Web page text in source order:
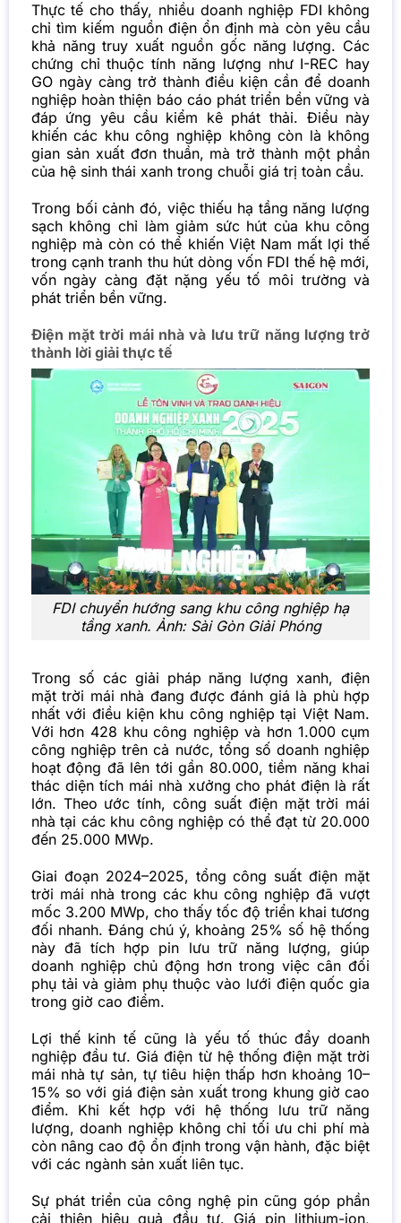
Thực tế cho thấy, nhiều doanh nghiệp FDI không
chỉ tìm kiếm nguồn điện ổn định mà còn yêu cầu
khả năng truy xuất nguồn gốc năng lượng. Các
chứng chỉ thuộc tính năng lượng như I-REC hay
GO ngày càng trở thành điều kiện cần để doanh
nghiệp hoàn thiện báo cáo phát triển bền vững và
đáp ứng yêu cầu kiểm kê phát thải. Điều này
khiến các khu công nghiệp không còn là không
gian sản xuất đơn thuần, mà trở thành một phần
của hệ sinh thái xanh trong chuỗi giá trị toàn cầu.
Trong bối cảnh đó, việc thiếu hạ tầng năng lượng
sạch không chỉ làm giảm sức hút của khu công
nghiệp mà còn có thể khiến Việt Nam mất lợi thế
trong cạnh tranh thu hút dòng vốn FDI thế hệ mới,
vốn ngày càng đặt nặng yếu tố môi trường và
phát triển bền vững.
Điện mặt trời mái nhà và lưu trữ năng lượng trở
thành lời giải thực tế
FDI chuyển hướng sang khu công nghiệp hạ
tầng xanh. Ảnh: Sài Gòn Giải Phóng
Trong số các giải pháp năng lượng xanh, điện
mặt trời mái nhà đang được đánh giá là phù hợp
nhất với điều kiện khu công nghiệp tại Việt Nam.
Với hơn 428 khu công nghiệp và hơn 1.000 cụm
công nghiệp trên cả nước, tổng số doanh nghiệp
hoạt động đã lên tới gần 80.000, tiềm năng khai
thác diện tích mái nhà xưởng cho phát điện là rất
lớn. Theo ước tính, công suất điện mặt trời mái
nhà tại các khu công nghiệp có thể đạt từ 20.000
đến 25.000 MWp.
Giai đoạn 2024–2025, tổng công suất điện mặt
trời mái nhà trong các khu công nghiệp đã vượt
mốc 3.200 MWp, cho thấy tốc độ triển khai tương
đối nhanh. Đáng chú ý, khoảng 25% số hệ thống
này đã tích hợp pin lưu trữ năng lượng, giúp
doanh nghiệp chủ động hơn trong việc cân đối
phụ tải và giảm phụ thuộc vào lưới điện quốc gia
trong giờ cao điểm.
Lợi thế kinh tế cũng là yếu tố thúc đẩy doanh
nghiệp đầu tư. Giá điện từ hệ thống điện mặt trời
mái nhà tự sản, tự tiêu hiện thấp hơn khoảng 10–
15% so với giá điện sản xuất trong khung giờ cao
điểm. Khi kết hợp với hệ thống lưu trữ năng
lượng, doanh nghiệp không chỉ tối ưu chi phí mà
còn nâng cao độ ổn định trong vận hành, đặc biệt
với các ngành sản xuất liên tục.
Sự phát triển của công nghệ pin cũng góp phần
cải thiện hiệu quả đầu tư. Giá pin lithium-ion,